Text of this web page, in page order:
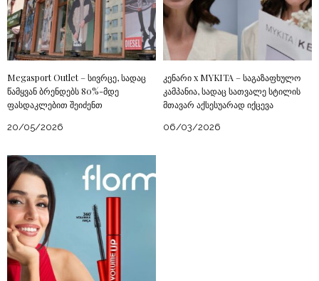
Megasport Outlet – სივრცე, სადაც
წამყვან ბრენდებს 80%-მდე
ფასდაკლებით შეიძენთ
20/05/2026
კენარი x MYKITA – საგაზაფხულო
კამპანია, სადაც სათვალე სტილის
მთავარ აქსესუარად იქცევა
06/03/2026